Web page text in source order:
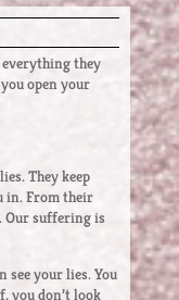
they
open your
They keep
in. From their
Our suffering is
see your lies. You
you don’t look